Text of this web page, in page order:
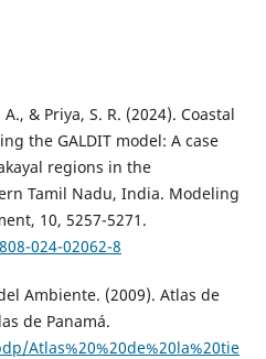
& Priya, S. R. (2024). Coastal
the GALDIT model: A case
regions in the
Tamil Nadu, India. Modeling
10, 5257-5271.
024-02062-8
Ambiente. (2009). Atlas de
de Panamá.
Atlas%20%20de%20la%20tie